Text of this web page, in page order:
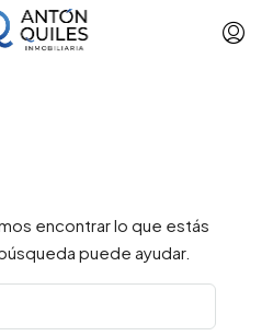
encontrar lo que estás
puede ayudar.